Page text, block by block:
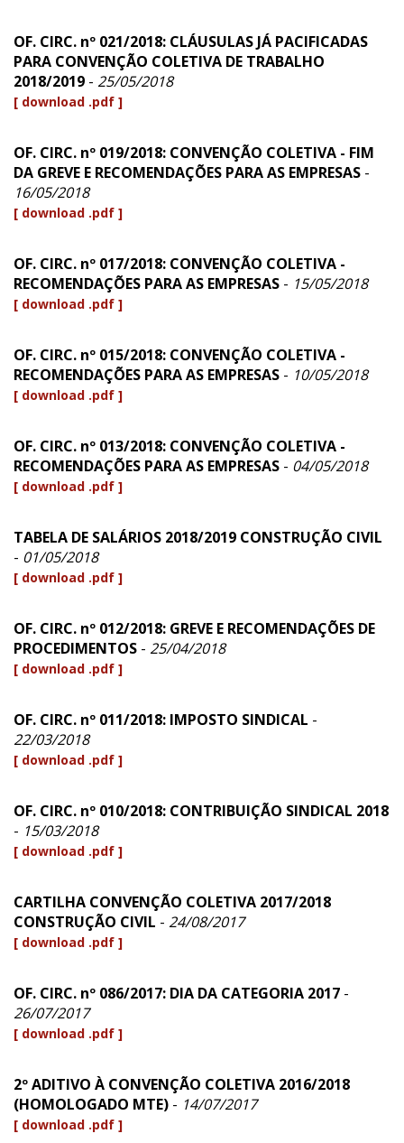
OF. CIRC. nº 021/2018: CLÁUSULAS JÁ PACIFICADAS
PARA CONVENÇÃO COLETIVA DE TRABALHO
2018/2019 - 25/05/2018
[ download .pdf ]
OF. CIRC. nº 019/2018: CONVENÇÃO COLETIVA - FIM
DA GREVE E RECOMENDAÇÕES PARA AS EMPRESAS -
16/05/2018
[ download .pdf ]
OF. CIRC. nº 017/2018: CONVENÇÃO COLETIVA -
RECOMENDAÇÕES PARA AS EMPRESAS - 15/05/2018
[ download .pdf ]
OF. CIRC. nº 015/2018: CONVENÇÃO COLETIVA -
RECOMENDAÇÕES PARA AS EMPRESAS - 10/05/2018
[ download .pdf ]
OF. CIRC. nº 013/2018: CONVENÇÃO COLETIVA -
RECOMENDAÇÕES PARA AS EMPRESAS - 04/05/2018
[ download .pdf ]
TABELA DE SALÁRIOS 2018/2019 CONSTRUÇÃO CIVIL
- 01/05/2018
[ download .pdf ]
OF. CIRC. nº 012/2018: GREVE E RECOMENDAÇÕES DE
PROCEDIMENTOS - 25/04/2018
[ download .pdf ]
OF. CIRC. nº 011/2018: IMPOSTO SINDICAL -
22/03/2018
[ download .pdf ]
OF. CIRC. nº 010/2018: CONTRIBUIÇÃO SINDICAL 2018
- 15/03/2018
[ download .pdf ]
CARTILHA CONVENÇÃO COLETIVA 2017/2018
CONSTRUÇÃO CIVIL - 24/08/2017
[ download .pdf ]
OF. CIRC. nº 086/2017: DIA DA CATEGORIA 2017 -
26/07/2017
[ download .pdf ]
2º ADITIVO À CONVENÇÃO COLETIVA 2016/2018
(HOMOLOGADO MTE) - 14/07/2017
[ download .pdf ]